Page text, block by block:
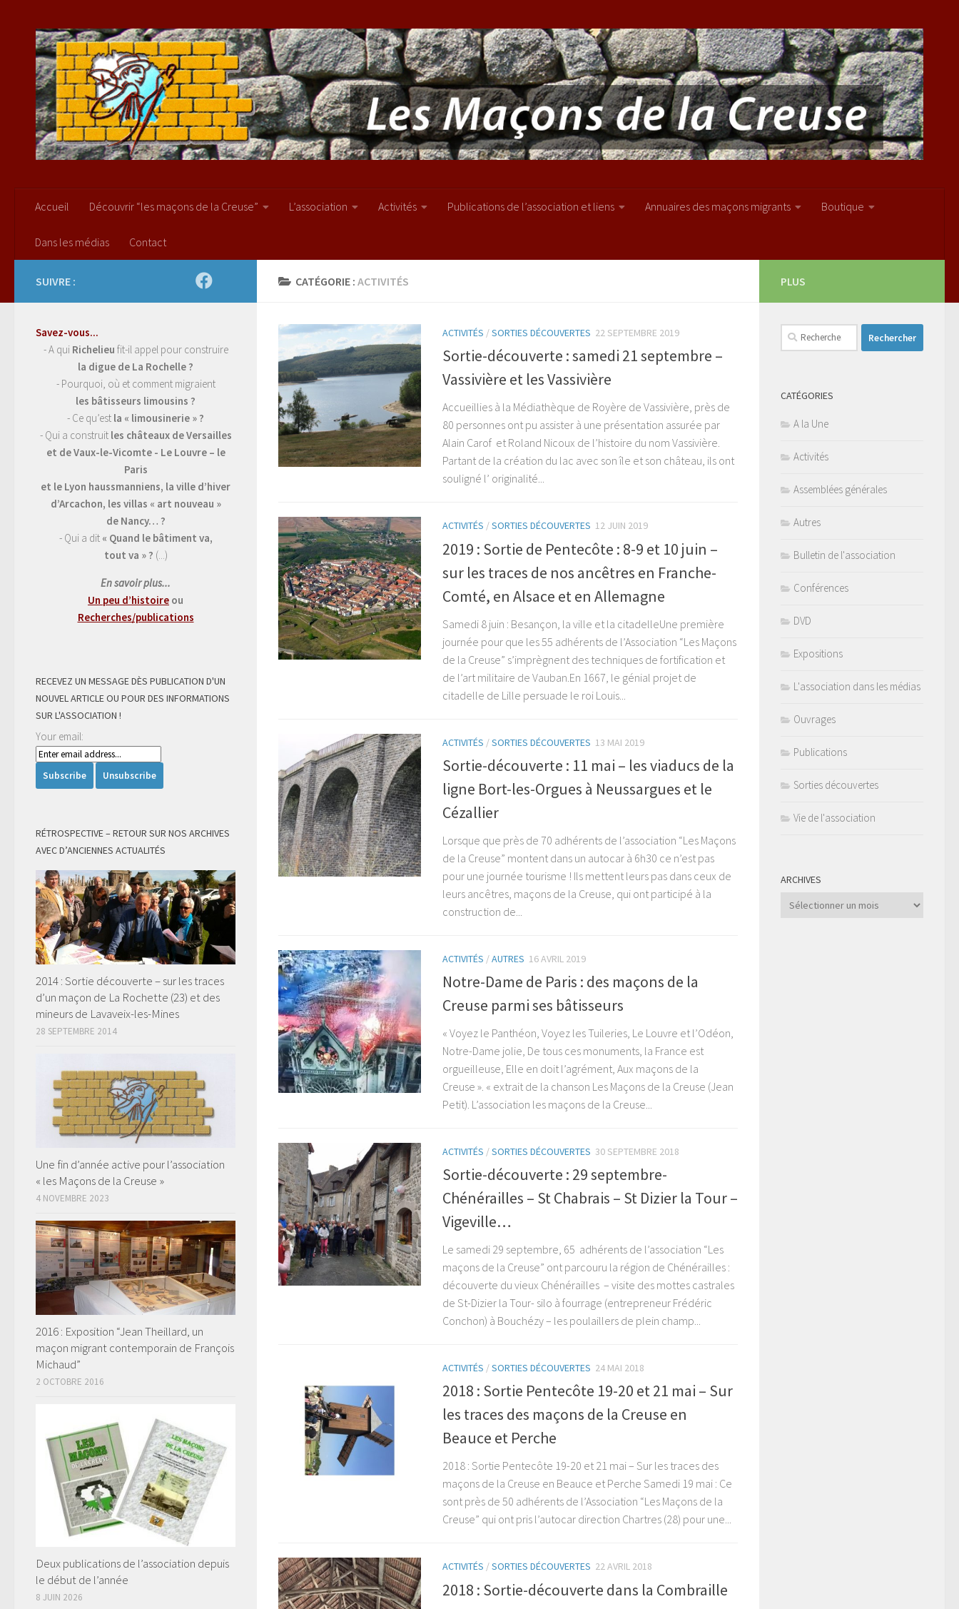
Accueil Découvrir “les maçons de la Creuse” L’association Activités Publications de l’association et liens Annuaires des maçons migrants Boutique
Dans les médias Contact
CATÉGORIE : ACTIVITÉS
ACTIVITÉS /SORTIES DÉCOUVERTES 22 SEPTEMBRE 2019
Sortie-découverte : samedi 21 septembre –
Vassivière et les Vassivière
Accueillies à la Médiathèque de Royère de Vassivière, près de
80 personnes ont pu assister à une présentation assurée par
Alain Carof et Roland Nicoux de l’histoire du nom Vassivière.
Partant de la création du lac avec son île et son château, ils ont
souligné l’ originalité...
ACTIVITÉS /SORTIES DÉCOUVERTES 12 JUIN 2019
2019 : Sortie de Pentecôte : 8-9 et 10 juin –
sur les traces de nos ancêtres en Franche-
Comté, en Alsace et en Allemagne
Samedi 8 juin : Besançon, la ville et la citadelleUne première
journée pour que les 55 adhérents de l’Association “Les Maçons
de la Creuse” s’imprègnent des techniques de fortification et
de l’art militaire de Vauban.En 1667, le génial projet de
citadelle de Lille persuade le roi Louis...
ACTIVITÉS /SORTIES DÉCOUVERTES 13 MAI 2019
Sortie-découverte : 11 mai – les viaducs de la
ligne Bort-les-Orgues à Neussargues et le
Cézallier
Lorsque que près de 70 adhérents de l’association “Les Maçons
de la Creuse” montent dans un autocar à 6h30 ce n’est pas
pour une journée tourisme ! Ils mettent leurs pas dans ceux de
leurs ancêtres, maçons de la Creuse, qui ont participé à la
construction de...
ACTIVITÉS /AUTRES 16 AVRIL 2019
Notre-Dame de Paris : des maçons de la
Creuse parmi ses bâtisseurs
« Voyez le Panthéon, Voyez les Tuileries, Le Louvre et l’Odéon,
Notre-Dame jolie, De tous ces monuments, la France est
orgueilleuse, Elle en doit l’agrément, Aux maçons de la
Creuse ». « extrait de la chanson Les Maçons de la Creuse (Jean
Petit). L’association les maçons de la Creuse...
ACTIVITÉS /SORTIES DÉCOUVERTES 30 SEPTEMBRE 2018
Sortie-découverte : 29 septembre-
Chénérailles – St Chabrais – St Dizier la Tour –
Vigeville…
Le samedi 29 septembre, 65 adhérents de l’association “Les
maçons de la Creuse” ont parcouru la région de Chénérailles :
découverte du vieux Chénérailles – visite des mottes castrales
de St-Dizier la Tour- silo à fourrage (entrepreneur Frédéric
Conchon) à Bouchézy – les poulaillers de plein champ...
ACTIVITÉS /SORTIES DÉCOUVERTES 24 MAI 2018
2018 : Sortie Pentecôte 19-20 et 21 mai – Sur
les traces des maçons de la Creuse en
Beauce et Perche
2018 : Sortie Pentecôte 19-20 et 21 mai – Sur les traces des
maçons de la Creuse en Beauce et Perche Samedi 19 mai : Ce
sont près de 50 adhérents de l’Association “Les Maçons de la
Creuse” qui ont pris l’autocar direction Chartres (28) pour une...
ACTIVITÉS /SORTIES DÉCOUVERTES 22 AVRIL 2018
2018 : Sortie-découverte dans la Combraille
SUIVRE :
Savez-vous...
- A qui Richelieu fit-il appel pour construire
la digue de La Rochelle ?
- Pourquoi, où et comment migraient
les bâtisseurs limousins ?
- Ce qu’est la « limousinerie » ?
- Qui a construitles châteaux de Versailles
et de Vaux-le-Vicomte - Le Louvre – le
Paris
et le Lyon haussmanniens, la ville d’hiver
d’Arcachon, les villas « art nouveau »
de Nancy… ?
- Qui a dit« Quand le bâtiment va,
tout va » ? (...)
En savoir plus...
Un peu d’histoire ou
Recherches/publications
RECEVEZ UN MESSAGE DÈS PUBLICATION D'UN
NOUVEL ARTICLE OU POUR DES INFORMATIONS
SUR L'ASSOCIATION !
Your email:
RÉTROSPECTIVE – RETOUR SUR NOS ARCHIVES
AVEC D’ANCIENNES ACTUALITÉS
2014 : Sortie découverte – sur les traces
d’un maçon de La Rochette (23) et des
mineurs de Lavaveix-les-Mines
28 SEPTEMBRE 2014
Une fin d’année active pour l’association
« les Maçons de la Creuse »
4 NOVEMBRE 2023
2016 : Exposition “Jean Theillard, un
maçon migrant contemporain de François
Michaud”
2 OCTOBRE 2016
Deux publications de l’association depuis
le début de l’année
8 JUIN 2026
PLUS
Rechercher :
CATÉGORIES
A la Une
Activités
Assemblées générales
Autres
Bulletin de l'association
Conférences
DVD
Expositions
L'association dans les médias
Ouvrages
Publications
Sorties découvertes
Vie de l'association
ARCHIVES
Archives